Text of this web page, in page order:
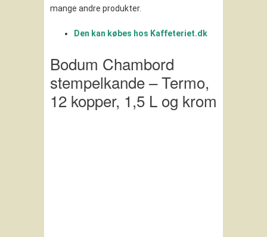
mange andre produkter.
Den kan købes hos Kaffeteriet.dk
Bodum Chambord
stempelkande – Termo,
12 kopper, 1,5 L og krom